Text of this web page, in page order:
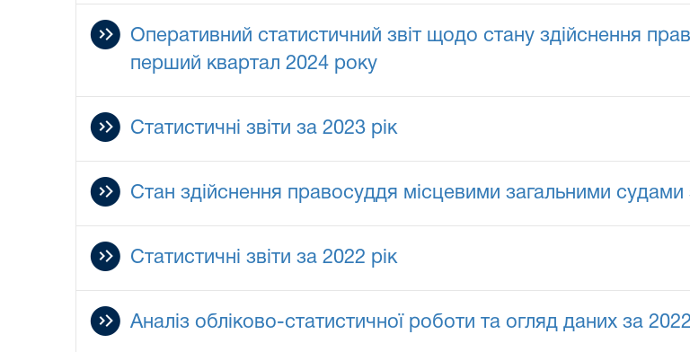
Оперативний статистичний звіт щодо стану здійснення
перший квартал 2024 року
Статистичні звіти за 2023 рік
Стан здійснення правосуддя місцевими загальними судами
Статистичні звіти за 2022 рік
Аналіз обліково-статистичної роботи та огляд даних за